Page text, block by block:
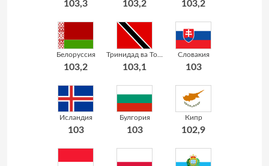
103,3 103,2 103,2
Белоруссия
103,2 103,1
Словакия
103
Исландия
103
Булгория
103
Кипр
102,9